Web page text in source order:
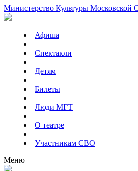
Министерство Культуры Московской
Афиша
Спектакли
Детям
Билеты
Люди МГТ
О театре
Участникам СВО
Меню